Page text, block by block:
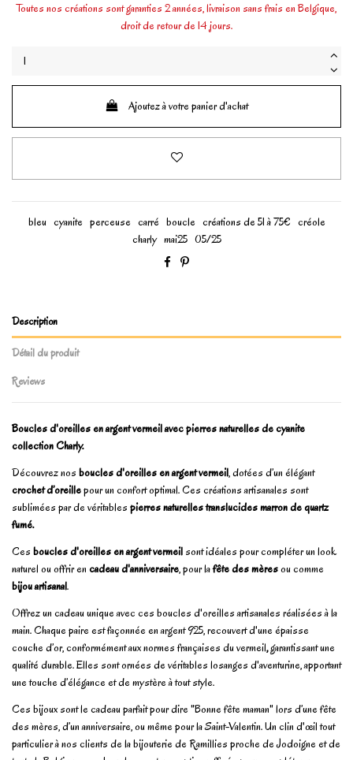
Toutes nos créations sont garanties 2 années, livraison sans frais en Belgique,
droit de retour de 14 jours.
Ajoutez à votre panier d'achat
bleu cyanite perceuse carré boucle créations de 51 à 75€ créole
charly mai25 05/25
Description
Détail du produit
Reviews
Boucles d'oreilles en argent vermeil avec pierres naturelles de cyanite
collection Charly.
Découvrez nos boucles d'oreilles en argent vermeil, dotées d’un élégant
crochet d’oreillepour un confort optimal. Ces créations artisanales sont
sublimées par de véritables pierres naturelles translucides marron de quartz
fumé.
Ces boucles d'oreilles en argent vermeil sont idéales pour compléter un look
naturel ou offrir en cadeau d'anniversaire, pour lafête des mèresou comme
bijou artisanal.
Offrez un cadeau unique avec ces boucles d'oreilles artisanales réalisées à la
main. Chaque paire est façonnée en argent 925, recouvert d'une épaisse
couche d’or, conformément aux normes françaises du vermeil,garantissant une
qualité durable. Elles sont ornées de véritables losanges d'aventurine, apportant
une touche d’élégance et de mystère à tout style.
Ces bijoux sont le cadeau parfait pour dire "Bonne fête maman" lors d’une fête
des mères, d’un anniversaire, ou même pour la Saint-Valentin. Un clin d'œil tout
particulier à nos clients de la bijouterie de Ramillies proche de Jodoigne et de